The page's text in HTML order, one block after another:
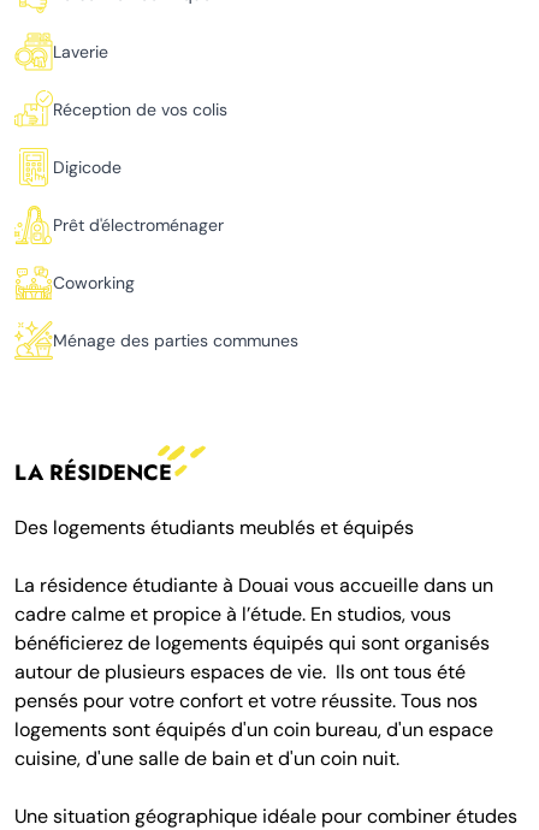
Laverie
Réception de vos colis
Digicode
Prêt d'électroménager
Coworking
Ménage des parties communes
LA RÉSIDENCE
Des logements étudiants meublés et équipés
La résidence étudiante à Douai vous accueille dans un
cadre calme et propice à l’étude. En studios, vous
bénéficierez de logements équipés qui sont organisés
autour de plusieurs espaces de vie. Ils ont tous été
pensés pour votre confort et votre réussite. Tous nos
logements sont équipés d'un coin bureau, d'un espace
cuisine, d'une salle de bain et d'un coin nuit.
Une situation géographique idéale pour combiner études